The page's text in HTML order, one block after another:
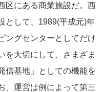
区にある商業施設だ。西
として、1989(平成元)年
ングセンターとしてだけ
を大切にして、さまざま
信基地」としての機能を
、運営は例によって第三